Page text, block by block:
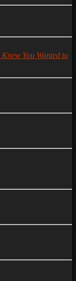
You Wanted to